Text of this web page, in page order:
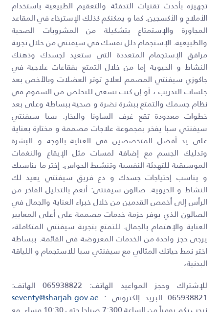
تجهيزه بأحدث تقنيات التدفئة والتعقيم الطبيعية باستخدام
الأملاح و الأكسجين. كما و يمكنكم كذلك الإسترخاء في المقاعد
المجاورة والإستمتاع بتشكيلة من المشروبات الصحية
والطبيعية. الإستجمام دلل نفسك في سيفنتي من خلال تجربة
مرافق الإستجمام المتعددة التي ستعيد لجسدك وذهنك
النشاط و الحيوية إما من خلال التمتع بفقاعات علاجية في
جاكوزي سيفنتي المصمم لعلاج توتر العضلات وبالأخص بعد
جلسات التدريب ، أو إن كنت تسعى للتخلص من السموم في
نظام جسمك والتمتع ببشرة نضرة و صحية ببساطة وعلى بعد
خطوات معدودة تقع غرف الساونا والبخار. سبا سيفنتي
سيفنتي سبا يفخر بمجموعة علاجات مصممة و مختارة بعناية
على يد أفضل المتخصصين في العناية بالوجه و البشرة
وتدليك الجسم مع إضافة لمسات مثل الإيقاع والنغمات
الموسيقية للتهدئة النفسية وتنشيط الحواس. إختر ما يناسبك
و يناسب إحتياجات جسدك و دع فريق سيفنتي يعيد لك
النشاط و الحيوية. صالون سيفنتي: أنعم بالتدليل الفاخر من
الرأس إلى أخمص القدمين من خلال خبراء العناية والجمال في
الصالون الذي يوفر حزمة خدمات مصممة على أعلى المعايير
العناية والإهتمام بالجمال. للتمتع بتجربة سيفنتي المتكاملة،
يرجى حجز واحدة من الخدمات المعروضة في القائمة. ببساطة
اختر نمط حياتك المثالي مع سيفنتي سبا للاستجمام و اللياقة
البدنية،
للإشتراك وحجز المواعيد الهاتف: 065938822 الهاتف:
065938821 البريد إلكتروني :
seventy@sharjah.gov.ae